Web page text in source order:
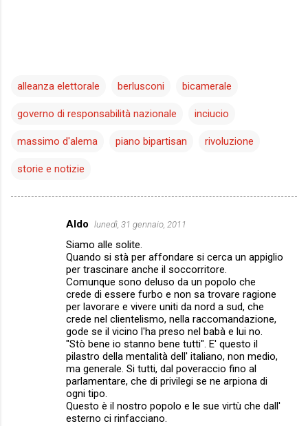
alleanza elettorale berlusconi bicamerale
governo di responsabilità nazionale inciucio
massimo d'alema piano bipartisan rivoluzione
storie e notizie
Aldo lunedì, 31 gennaio, 2011
Siamo alle solite.
Quando si stà per affondare si cerca un appiglio
per trascinare anche il soccorritore.
Comunque sono deluso da un popolo che
crede di essere furbo e non sa trovare ragione
per lavorare e vivere uniti da nord a sud, che
crede nel clientelismo, nella raccomandazione,
gode se il vicino l'ha preso nel babà e lui no.
"Stò bene io stanno bene tutti". E' questo il
pilastro della mentalità dell' italiano, non medio,
ma generale. Si tutti, dal poveraccio fino al
parlamentare, che di privilegi se ne arpiona di
ogni tipo.
Questo è il nostro popolo e le sue virtù che dall'
esterno ci rinfacciano.